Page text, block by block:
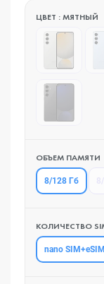
ЦВЕТ : МЯТНЫЙ
ОБЪЕМ ПАМЯТИ
8/128 Гб
КОЛИЧЕСТВО
nano SIM+eSIM